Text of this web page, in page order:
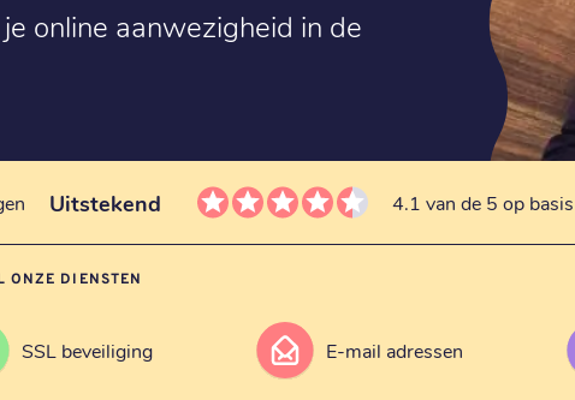
online aanwezigheid in de
Uitstekend 4.1 van de 5 op
ONZE DIENSTEN
SSL beveiliging E-mail adressen